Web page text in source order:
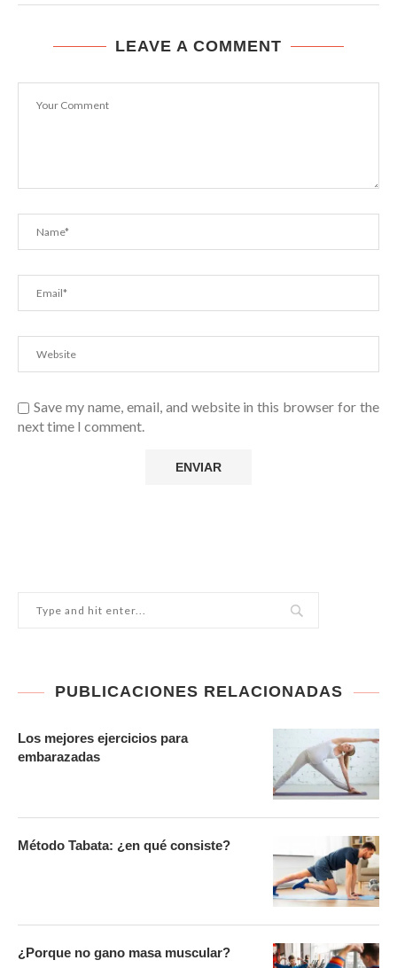
LEAVE A COMMENT
Save my name, email, and website in this browser for the
next time I comment.
PUBLICACIONES RELACIONADAS
Los mejores ejercicios para
embarazadas
Método Tabata: ¿en qué consiste?
¿Porque no gano masa muscular?